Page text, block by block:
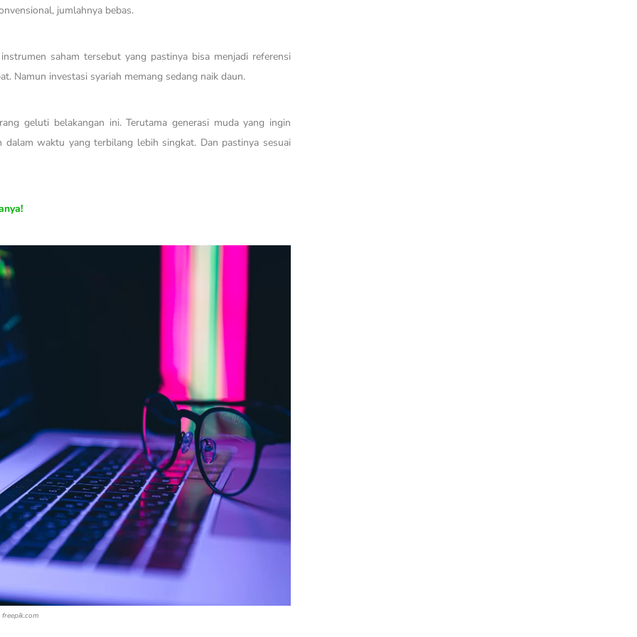
jumlahnya bebas.
saham tersebut yang pastinya bisa menjadi referensi
Namun investasi syariah memang sedang naik daun.
geluti belakangan ini. Terutama generasi muda yang ingin
waktu yang terbilang lebih singkat. Dan pastinya sesuai
freepik.com